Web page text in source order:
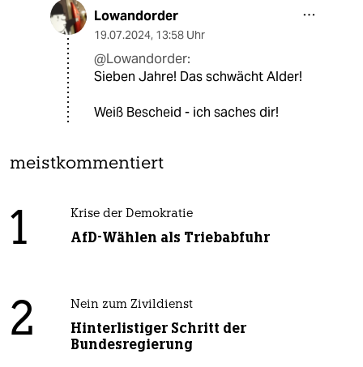
Lowandorder
19.07.2024, 13:58 Uhr
@Lowandorder:
Sieben Jahre! Das schwächt Alder!
Weiß Bescheid - ich saches dir!
meistkommentiert
1 Krise der Demokratie
AfD-Wählen als Triebabfuhr
2 Nein zum Zivildienst
Hinterlistiger Schritt der
Bundesregierung